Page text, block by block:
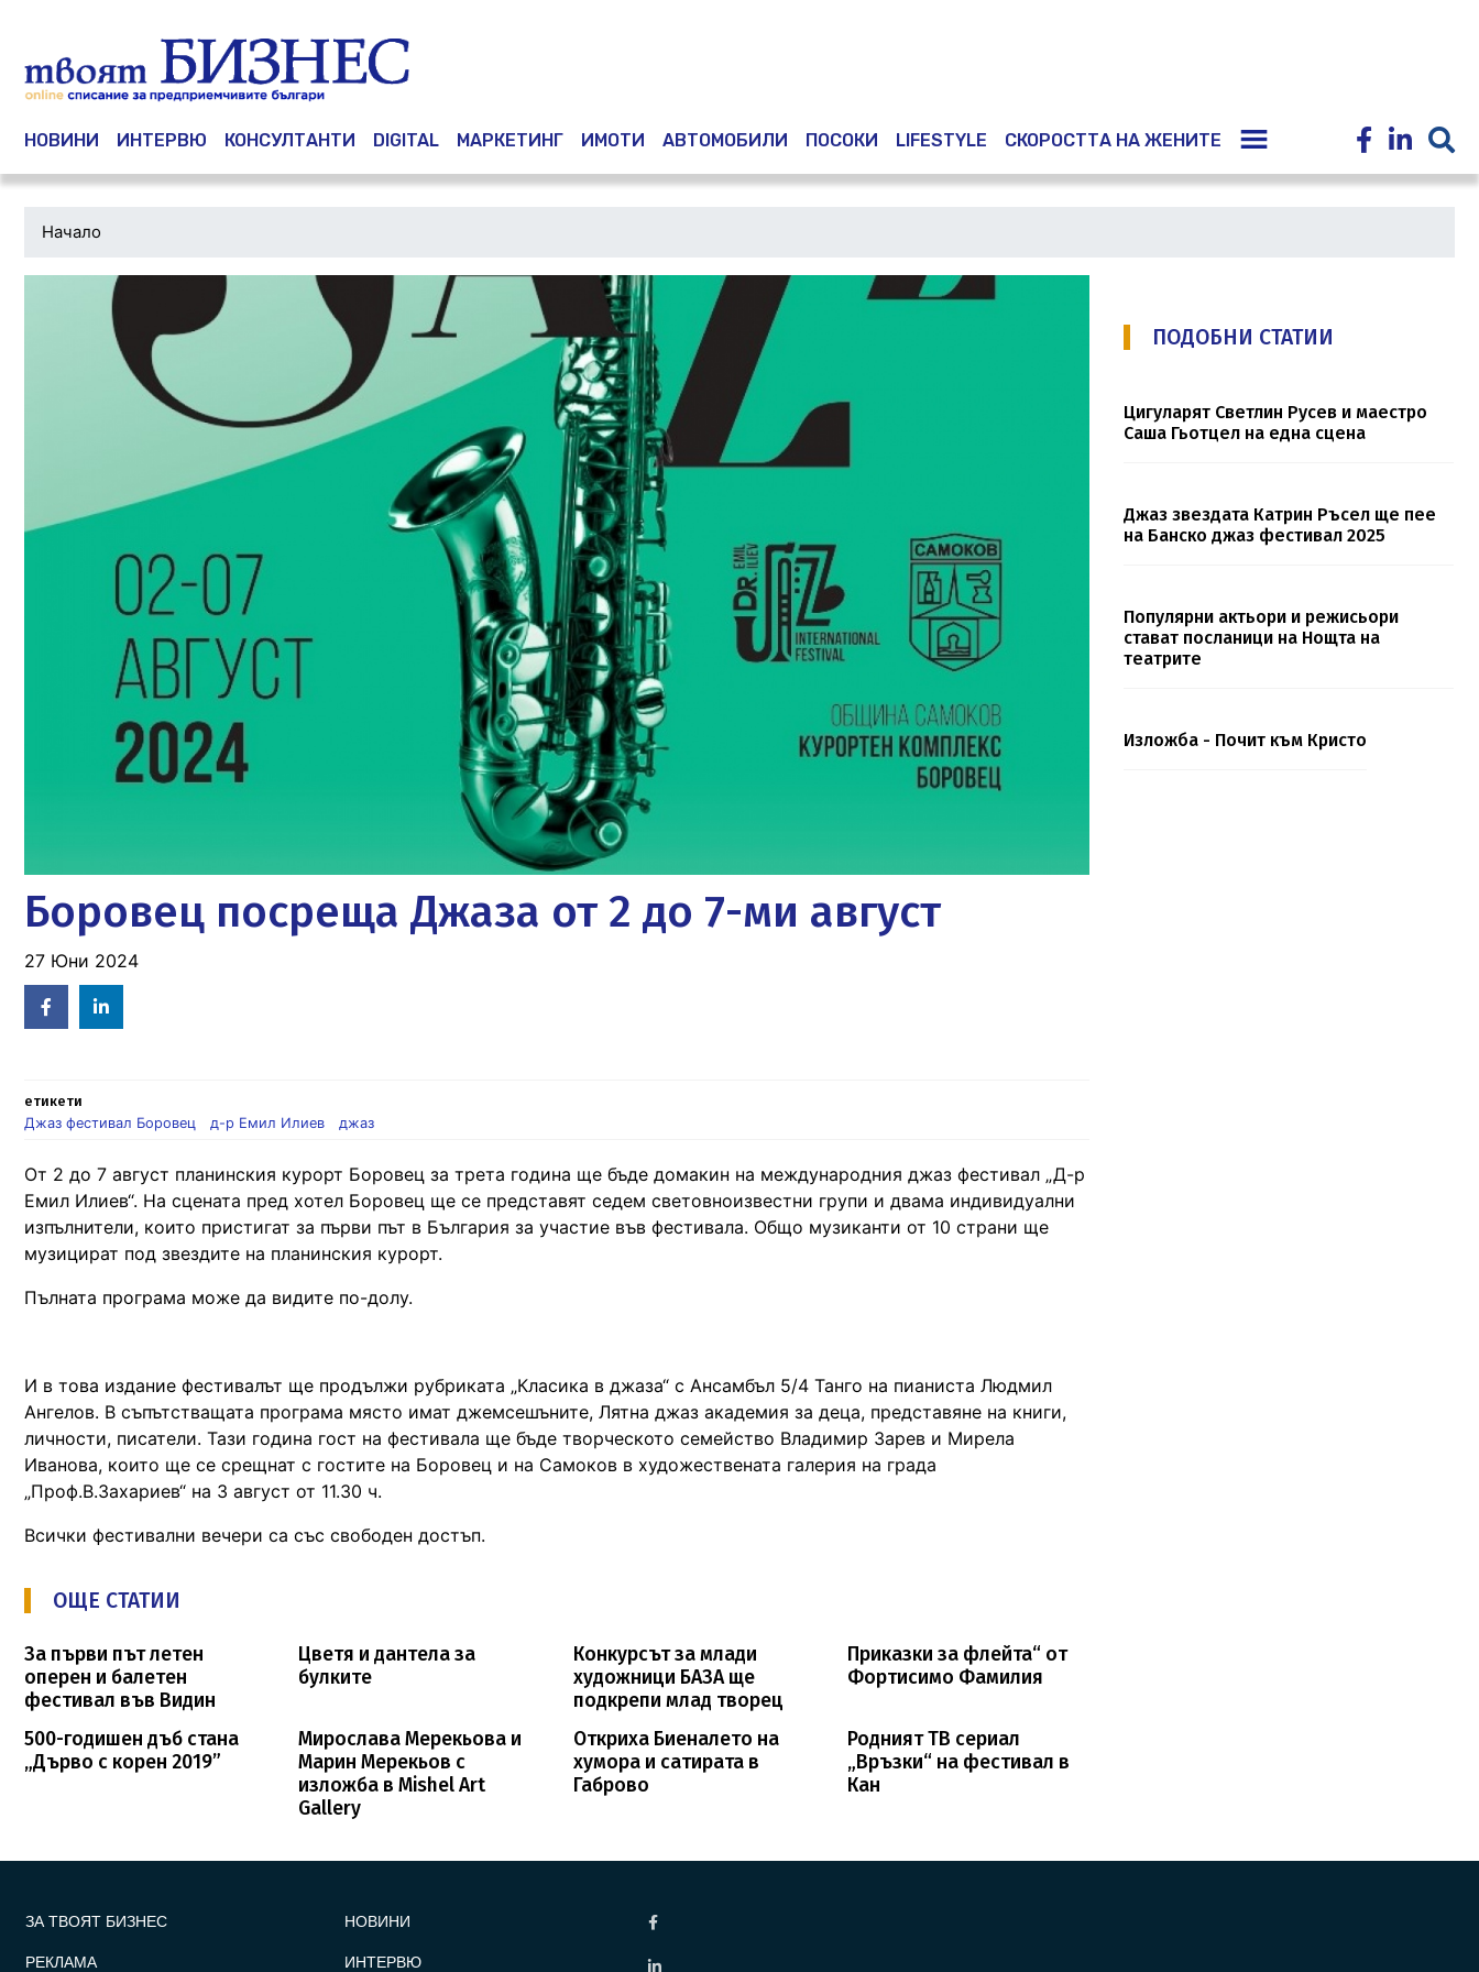
Main navigation
НОВИНИ ИНТЕРВЮ КОНСУЛТАНТИ DIGITAL МАРКЕТИНГ ИМОТИ АВТОМОБИЛИ ПОСОКИ LIFESTYLE СКОРОСТТА НА ЖЕНИТЕ
Начало
Боровец посреща Джаза от 2 до 7-ми август
27 Юни 2024
Facebook
in
етикети
Джаз фестивал Боровец
д-р Емил Илиев джаз
От 2 до 7 август планинския курорт Боровец за трета година ще бъде домакин на международния джаз фестивал „Д-р
Емил Илиев“. На сцената пред хотел Боровец ще се представят седем световноизвестни групи и двама индивидуални
изпълнители, които пристигат за първи път в България за участие във фестивала. Общо музиканти от 10 страни ще
музицират под звездите на планинския курорт.
Пълната програма може да видите по-долу.
И в това издание фестивалът ще продължи рубриката „Класика в джаза“ с Ансамбъл 5/4 Танго на пианиста Людмил
Ангелов. В съпътстващата програма място имат джемсешъните, Лятна джаз академия за деца, представяне на книги,
личности, писатели. Тази година гост на фестивала ще бъде творческото семейство Владимир Зарев и Мирела
Иванова, които ще се срещнат с гостите на Боровец и на Самоков в художествената галерия на града
„Проф.В.Захариев“ на 3 август от 11.30 ч.
Всички фестивални вечери са със свободен достъп.
ОЩЕ СТАТИИ
За първи път летен
оперен и балетен
фестивал във Видин
Цветя и дантела за
булките
Конкурсът за млади
художници БАЗА ще
подкрепи млад творец
Приказки за флейта“ от
Фортисимо Фамилия
500-годишен дъб стана
„Дърво с корен 2019”
Мирослава Мерекьова и
Марин Мерекьов с
изложба в Mishel Art
Gallery
Откриха Биеналето на
хумора и сатирата в
Габрово
Родният ТВ сериал
„Връзки“ на фестивал в
Кан
ПОДОБНИ СТАТИИ
Цигуларят Светлин Русев и маестро
Саша Гьотцел на една сцена
Джаз звездата Катрин Ръсел ще пее
на Банско джаз фестивал 2025
Популярни актьори и режисьори
стават посланици на Нощта на
театрите
Изложба - Почит към Кристо
ЗА ТВОЯТ БИЗНЕС
РЕКЛАМА
НОВИНИ
ИНТЕРВЮ